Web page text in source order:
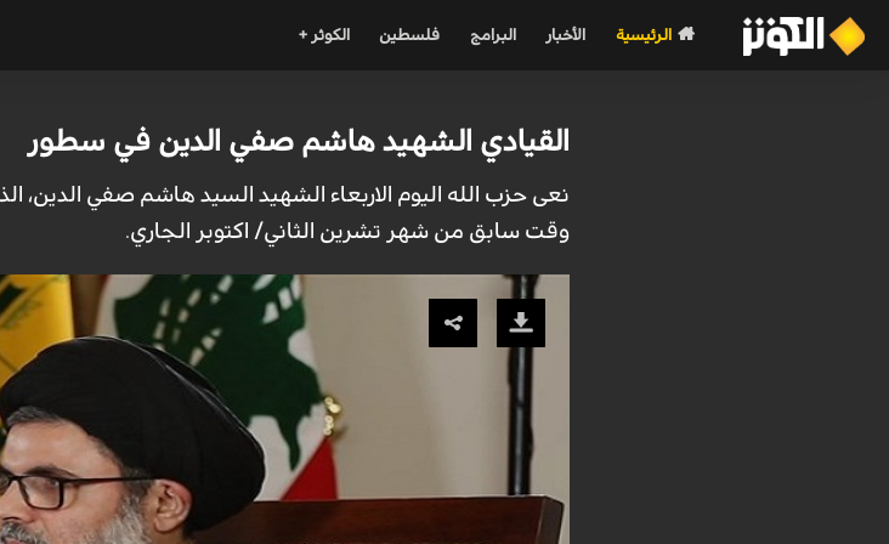
الرئيسية الأخبار البرامج فلسطين الكوثر +
القيادي الشهيد هاشم صفي الدين في سطور
نعى حزب الله اليوم الاربعاء الشهيد السيد هاشم صفي الدين،
وقت سابق من شهر تشرين الثاني/ اكتوبر الجاري.